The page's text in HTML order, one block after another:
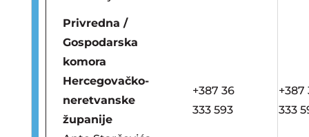
Privredna /
Gospodarska
komora
Hercegovačko-
neretvanske
županije
+387 36
333 593
+387
333